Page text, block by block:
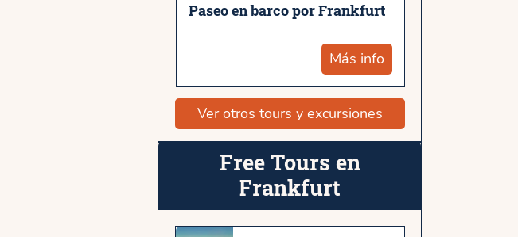
Paseo en barco por Frankfurt
Más info
Ver otros tours y excursiones
Free Tours en
Frankfurt